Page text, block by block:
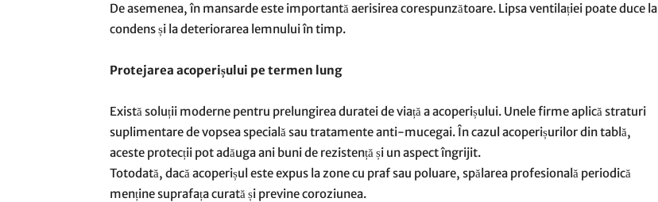
De asemenea, în mansarde este importantă aerisirea corespunzătoare. Lipsa ventilației poate duce la
condens și la deteriorarea lemnului în timp.
Protejarea acoperișului pe termen lung
Există soluții moderne pentru prelungirea duratei de viață a acoperișului. Unele firme aplică straturi
suplimentare de vopsea specială sau tratamente anti-mucegai. În cazul acoperișurilor din tablă,
aceste protecții pot adăuga ani buni de rezistență și un aspect îngrijit.
Totodată, dacă acoperișul este expus la zone cu praf sau poluare, spălarea profesională periodică
menține suprafața curată și previne coroziunea.